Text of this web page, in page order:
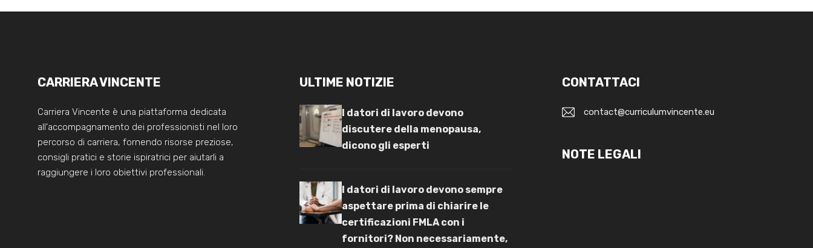
CARRIERA VINCENTE
Carriera Vincente è una piattaforma dedicata
all'accompagnamento dei professionisti nel loro
percorso di carriera, fornendo risorse preziose,
consigli pratici e storie ispiratrici per aiutarli a
raggiungere i loro obiettivi professionali.
ULTIME NOTIZIE
I datori di lavoro devono
discutere della menopausa,
dicono gli esperti
I datori di lavoro devono sempre
aspettare prima di chiarire le
certificazioni FMLA con i
fornitori? Non necessariamente,
CONTATTACI
contact@curriculumvincente.eu
NOTE LEGALI